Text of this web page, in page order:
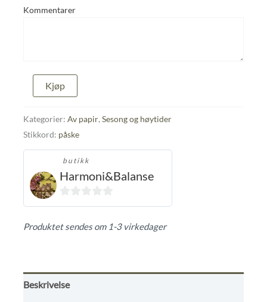
Kommentarer
Utenfor
påskekort
Kjøp
Kategorier: Av papir, Sesong og høytider
Stikkord: påske
butikk
Harmoni&Balanse
0
Produktet sendes om 1-3 virkedager
Beskrivelse